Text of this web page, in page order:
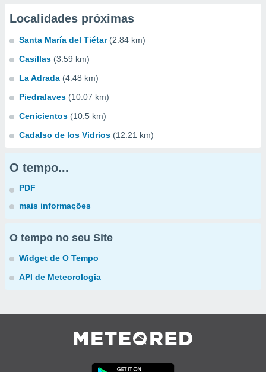
Localidades próximas
Santa María del Tiétar (2.84 km)
Casillas (3.59 km)
La Adrada (4.48 km)
Piedralaves (10.07 km)
Cenicientos (10.5 km)
Cadalso de los Vidrios (12.21 km)
O tempo...
PDF
mais informações
O tempo no seu Site
Widget de O Tempo
API de Meteorologia